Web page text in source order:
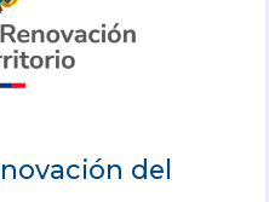
del